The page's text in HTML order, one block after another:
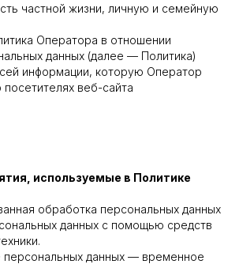
частной жизни, личную и семейную
Оператора в отношении
данных (далее — Политика)
информации, которую Оператор
веб-сайта
используемые в Политике
обработка персональных данных
данных с помощью средств
персональных данных — временное